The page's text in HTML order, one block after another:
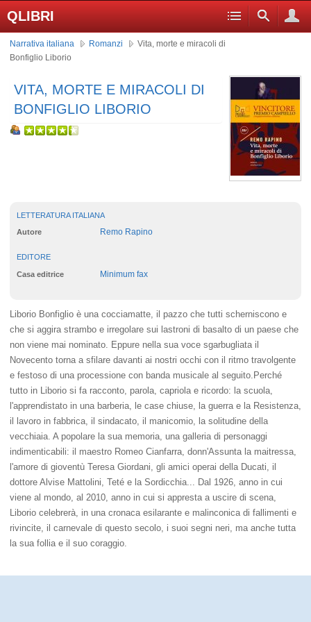
QLIBRI
Narrativa italiana Romanzi
Vita, morte e miracoli di
Bonfiglio Liborio
VITA, MORTE E MIRACOLI DI
BONFIGLIO LIBORIO
LETTERATURA ITALIANA
Autore Remo Rapino
EDITORE
Casa editrice Minimum fax
Liborio Bonfiglio è una cocciamatte, il pazzo che tutti scherniscono e
che si aggira strambo e irregolare sui lastroni di basalto di un paese che
non viene mai nominato. Eppure nella sua voce sgarbugliata il
Novecento torna a sfilare davanti ai nostri occhi con il ritmo travolgente
e festoso di una processione con banda musicale al seguito.Perché
tutto in Liborio si fa racconto, parola, capriola e ricordo: la scuola,
l'apprendistato in una barberia, le case chiuse, la guerra e la Resistenza,
il lavoro in fabbrica, il sindacato, il manicomio, la solitudine della
vecchiaia. A popolare la sua memoria, una galleria di personaggi
indimenticabili: il maestro Romeo Cianfarra, donn'Assunta la maitressa,
l'amore di gioventù Teresa Giordani, gli amici operai della Ducati, il
dottore Alvise Mattolini, Teté e la Sordicchia... Dal 1926, anno in cui
viene al mondo, al 2010, anno in cui si appresta a uscire di scena,
Liborio celebrerà, in una cronaca esilarante e malinconica di fallimenti e
rivincite, il carnevale di questo secolo, i suoi segni neri, ma anche tutta
la sua follia e il suo coraggio.